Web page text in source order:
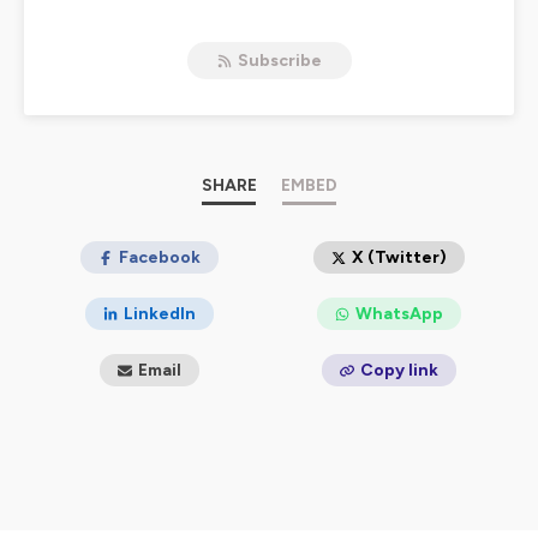
récentes sur les troubles du langage et des
curieux d'en savoir plus, ce podcast est pour vous.
Nous invitons les experts du conseil scientifique de
expliquer les découvertes, les stratégies et les outils qui
vos connaissances et à découvrir comment soutenir au
mieux les personnes concernées par les troubles
Subscribe
SHARE EMBED
Facebook X (Twitter)
LinkedIn WhatsApp
Email Copy link